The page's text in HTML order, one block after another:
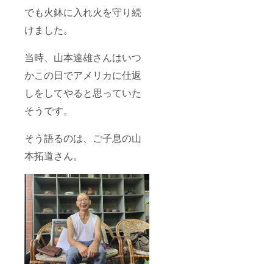
でも火鉢に入れ火を守り続
けました。
当時、山本達雄さんはいつ
かこの日でアメリカに仕返
しをしてやると思っていた
そうです。
そう語るのは、ご子息の山
本拓道さん。